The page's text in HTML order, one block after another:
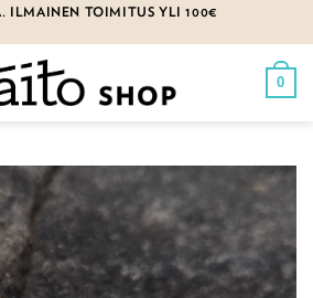
ILMAINEN TOIMITUS YLI 100€
0